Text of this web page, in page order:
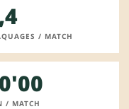
/ MATCH
/ MATCH